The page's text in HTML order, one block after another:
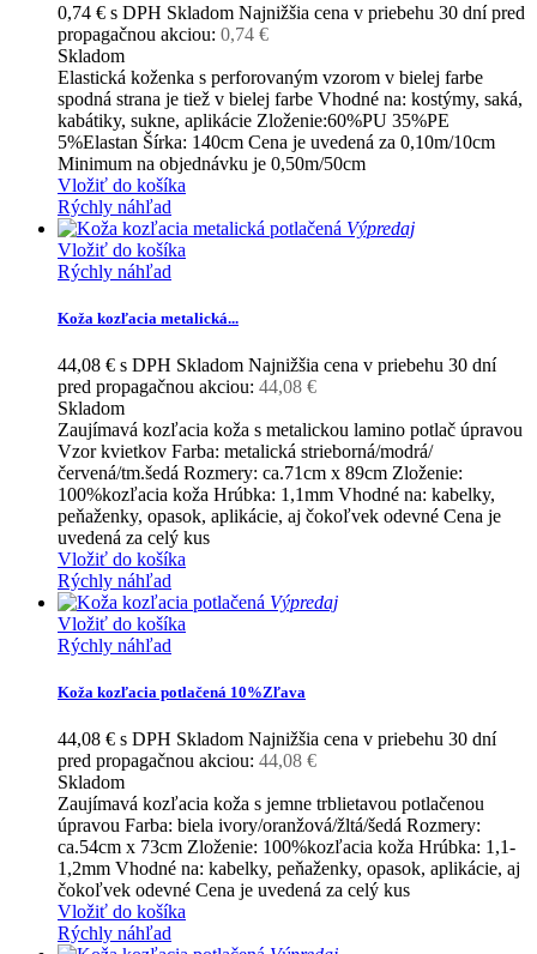
0,74 € s DPH Skladom Najnižšia cena v priebehu 30 dní pred
propagačnou akciou: 0,74 €
Skladom
Elastická koženka s perforovaným vzorom v bielej farbe
spodná strana je tiež v bielej farbe Vhodné na: kostýmy, saká,
kabátiky, sukne, aplikácie Zloženie:60%PU 35%PE
5%Elastan Šírka: 140cm Cena je uvedená za 0,10m/10cm
Minimum na objednávku je 0,50m/50cm
Vložiť do košíka
Rýchly náhľad
Výpredaj
Vložiť do košíka
Rýchly náhľad
Koža kozľacia metalická...
44,08 € s DPH Skladom Najnižšia cena v priebehu 30 dní
pred propagačnou akciou: 44,08 €
Skladom
Zaujímavá kozľacia koža s metalickou lamino potlač úpravou
Vzor kvietkov Farba: metalická strieborná/modrá/
červená/tm.šedá Rozmery: ca.71cm x 89cm Zloženie:
100%kozľacia koža Hrúbka: 1,1mm Vhodné na: kabelky,
peňaženky, opasok, aplikácie, aj čokoľvek odevné Cena je
uvedená za celý kus
Vložiť do košíka
Rýchly náhľad
Výpredaj
Vložiť do košíka
Rýchly náhľad
Koža kozľacia potlačená 10%Zľava
44,08 € s DPH Skladom Najnižšia cena v priebehu 30 dní
pred propagačnou akciou: 44,08 €
Skladom
Zaujímavá kozľacia koža s jemne trblietavou potlačenou
úpravou Farba: biela ivory/oranžová/žltá/šedá Rozmery:
ca.54cm x 73cm Zloženie: 100%kozľacia koža Hrúbka: 1,1-
1,2mm Vhodné na: kabelky, peňaženky, opasok, aplikácie, aj
čokoľvek odevné Cena je uvedená za celý kus
Vložiť do košíka
Rýchly náhľad